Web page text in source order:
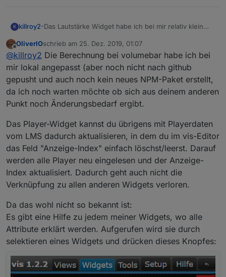
K killroy2-Das Lautstärke Widget habe ich bei mir relativ klein
Abstände. Immer wenn ein Klick zufällig zwischen die
Balken kommt wird er verworfen. Das ist etwas
verwirrend.
-Ändert sich die LMS konfiguration muss ich ein neues
Player Widget einfügen und die anderen damit
verknüpfen, anderst schein es nicht zu gehen
Offline
OliverIOschrieb am 25. Dez. 2019, 01:07
zuletzt editiert von
@killroy2 Die Berechnung bei volumebar habe ich bei
mir lokal angepasst (aber noch nicht nach github
gepusht und auch noch kein neues NPM-Paket erstellt,
da ich noch warten möchte ob sich aus deinem anderen
Punkt noch Änderungsbedarf ergibt.
Das Player-Widget kannst du übrigens mit Playerdaten
vom LMS dadurch aktualisieren, in dem du im vis-Editor
das Feld "Anzeige-Index" einfach löschst/leerst. Darauf
werden alle Player neu eingelesen und der Anzeige-
Index aktualisiert. Dadurch geht auch nicht die
Verknüpfung zu allen anderen Widgets verloren.
Da das wohl nicht so bekannt ist:
Es gibt eine Hilfe zu jedem meiner Widgets, wo alle
Attribute erklärt werden. Aufgerufen wird sie durch
selektieren eines Widgets und drücken dieses Knopfes: